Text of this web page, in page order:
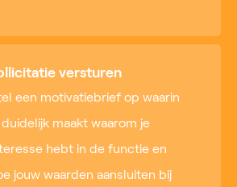
versturen
een motivatiebrief op waarin
duidelijk maakt waarom je
hebt in de functie en
jouw waarden aansluiten bij